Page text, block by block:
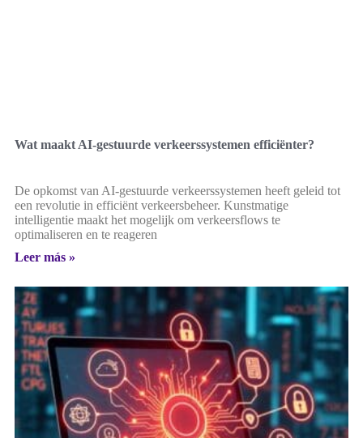
Wat maakt AI-gestuurde verkeerssystemen efficiënter?
De opkomst van AI-gestuurde verkeerssystemen heeft geleid tot
een revolutie in efficiënt verkeersbeheer. Kunstmatige
intelligentie maakt het mogelijk om verkeersflows te
optimaliseren en te reageren
Leer más »